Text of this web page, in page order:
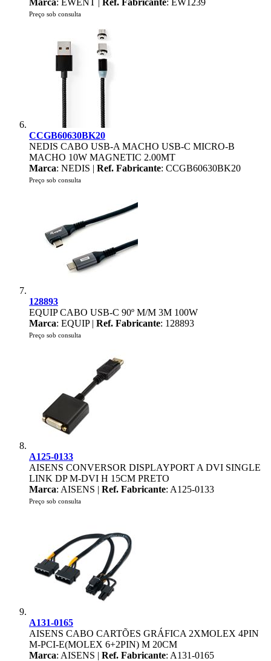
Marca: EWENT | Ref. Fabricante: EW1239
Preço sob consulta
CCGB60630BK20
NEDIS CABO USB-A MACHO USB-C MICRO-B
MACHO 10W MAGNETIC 2.00MT
Marca: NEDIS | Ref. Fabricante: CCGB60630BK20
Preço sob consulta
128893
EQUIP CABO USB-C 90º M/M 3M 100W
Marca: EQUIP | Ref. Fabricante: 128893
Preço sob consulta
A125-0133
AISENS CONVERSOR DISPLAYPORT A DVI SINGLE
LINK DP M-DVI H 15CM PRETO
Marca: AISENS | Ref. Fabricante: A125-0133
Preço sob consulta
A131-0165
AISENS CABO CARTÕES GRÁFICA 2XMOLEX 4PIN
M-PCI-E(MOLEX 6+2PIN) M 20CM
Marca: AISENS | Ref. Fabricante: A131-0165